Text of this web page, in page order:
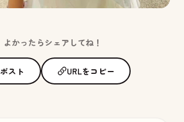
よかったらシェアしてね！
ポスト URLをコピー